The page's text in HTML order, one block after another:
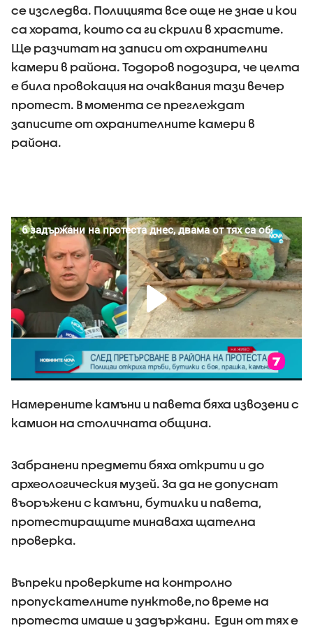
се изследва. Полицията все още не знае и кои
са хората, които са ги скрили в храстите.
Ще разчитат на записи от охранителни
камери в района. Тодоров подозира, че целта
е била провокация на очаквания тази вечер
протест. В момента се преглеждат
записите от охранителните камери в
района.
Намерените камъни и павета бяха извозени с
камион на столичната община.
Забранени предмети бяха открити и до
археологическия музей. За да не допуснат
въоръжени с камъни, бутилки и павета,
протестиращите минаваха щателна
проверка.
Въпреки проверките на контролно
пропускателните пунктове,по време на
протеста имаше и задържани. Един от тях е